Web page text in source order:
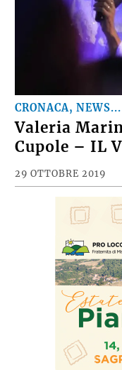
CRONACA, NEWS...
Valeria
Cupole – IL
29 OTTOBRE 2019